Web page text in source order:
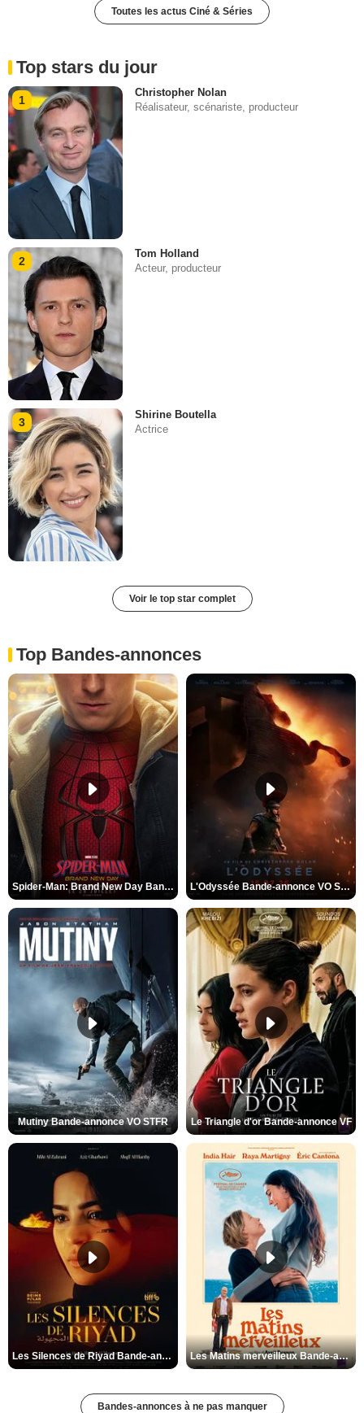
Toutes les actus Ciné & Séries
Top stars du jour
1
Christopher Nolan
Réalisateur, scénariste, producteur
2
Tom Holland
Acteur, producteur
3
Shirine Boutella
Actrice
Voir le top star complet
Top Bandes-annonces
Spider-Man: Brand New Day Bande-annonce VO STFR L'Odyssée Bande-annonce VO STFR
Mutiny Bande-annonce VO STFR Le Triangle d'or Bande-annonce VF
Les Silences de Riyad Bande-annonce VO STFR Les Matins merveilleux Bande-annonce VF
Bandes-annonces à ne pas manquer